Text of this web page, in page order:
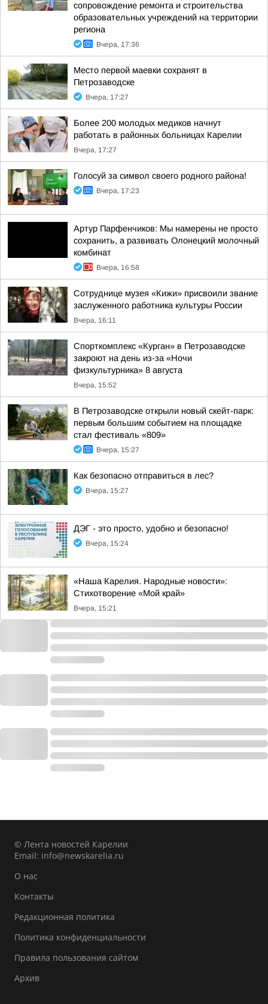
сопровождение ремонта и строительства
образовательных учреждений на территории
региона
Вчера, 17:36
Место первой маевки сохранят в
Петрозаводске
Вчера, 17:27
Более 200 молодых медиков начнут
работать в районных больницах Карелии
Вчера, 17:27
Голосуй за символ своего родного района!
Вчера, 17:23
Артур Парфенчиков: Мы намерены не просто
сохранить, а развивать Олонецкий молочный
комбинат
Вчера, 16:58
Сотруднице музея «Кижи» присвоили звание
заслуженного работника культуры России
Вчера, 16:11
Спорткомплекс «Курган» в Петрозаводске
закроют на день из-за «Ночи
физкультурника» 8 августа
Вчера, 15:52
В Петрозаводске открыли новый скейт-парк:
первым большим событием на площадке
стал фестиваль «809»
Вчера, 15:27
Как безопасно отправиться в лес?
Вчера, 15:27
ДЭГ - это просто, удобно и безопасно!
Вчера, 15:24
«Наша Карелия. Народные новости»:
Стихотворение «Мой край»
Вчера, 15:21
© Лента новостей Карелии
Email: info@newskarelia.ru
О нас
Контакты
Редакционная политика
Политика конфиденциальности
Правила пользования сайтом
Архив